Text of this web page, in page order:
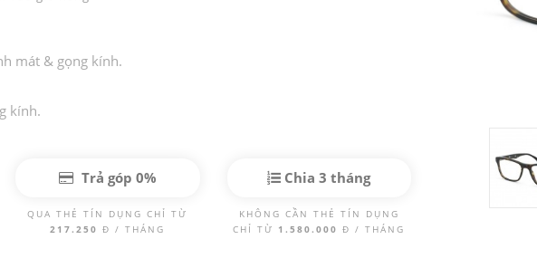
mát & gọng kính.
kính.
Trả góp 0%
QUA THẺ TÍN DỤNG CHỈ TỪ
217.250Đ / THÁNG
Chia 3 tháng
KHÔNG CẦN THẺ TÍN DỤNG
CHỈ TỪ 1.580.000Đ / THÁNG